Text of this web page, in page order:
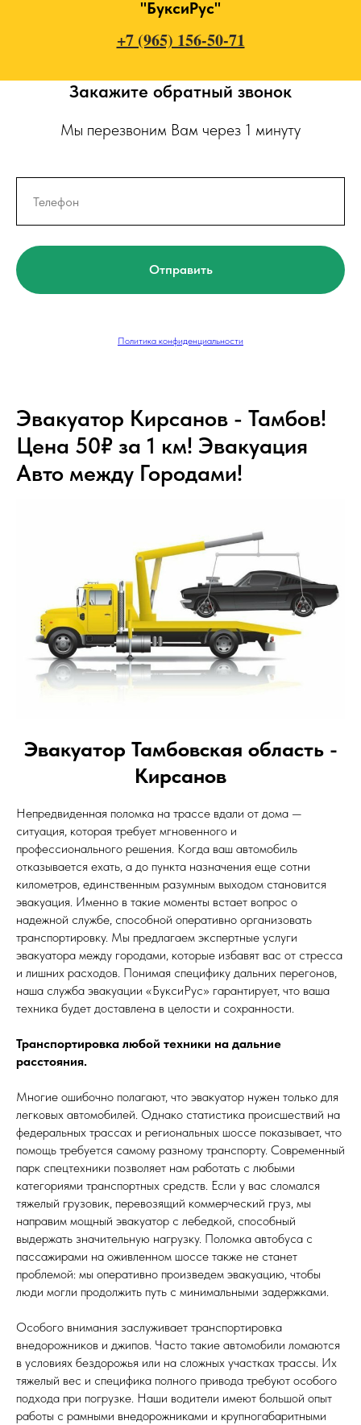
"БуксиРус"
+7 (965) 156-50-71
Закажите обратный звонок
Мы перезвоним Вам через 1 минуту
Отправить
Политика конфиденциальности
Эвакуатор Кирсанов - Тамбов!
Цена 50₽ за 1 км! Эвакуация
Авто между Городами!
Эвакуатор Тамбовская область -
Кирсанов
Непредвиденная поломка на трассе вдали от дома —
ситуация, которая требует мгновенного и
профессионального решения. Когда ваш автомобиль
отказывается ехать, а до пункта назначения еще сотни
километров, единственным разумным выходом становится
эвакуация. Именно в такие моменты встает вопрос о
надежной службе, способной оперативно организовать
транспортировку. Мы предлагаем экспертные услуги
эвакуатора между городами, которые избавят вас от стресса
и лишних расходов. Понимая специфику дальних перегонов,
наша служба эвакуации «БуксиРус» гарантирует, что ваша
техника будет доставлена в целости и сохранности.
Транспортировка любой техники на дальние
расстояния.
Многие ошибочно полагают, что эвакуатор нужен только для
легковых автомобилей. Однако статистика происшествий на
федеральных трассах и региональных шоссе показывает, что
помощь требуется самому разному транспорту. Современный
парк спецтехники позволяет нам работать с любыми
категориями транспортных средств. Если у вас сломался
тяжелый грузовик, перевозящий коммерческий груз, мы
направим мощный эвакуатор с лебедкой, способный
выдержать значительную нагрузку. Поломка автобуса с
пассажирами на оживленном шоссе также не станет
проблемой: мы оперативно произведем эвакуацию, чтобы
люди могли продолжить путь с минимальными задержками.
Особого внимания заслуживает транспортировка
внедорожников и джипов. Часто такие автомобили ломаются
в условиях бездорожья или на сложных участках трассы. Их
тяжелый вес и специфика полного привода требуют особого
подхода при погрузке. Наши водители имеют большой опыт
работы с рамными внедорожниками и крупногабаритными